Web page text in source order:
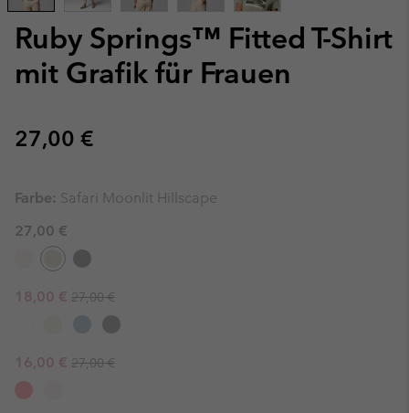
Ruby Springs™ Fitted T-Shirt
mit Grafik für Frauen
Regular price:
27,00 €
Farbe: Safari Moonlit Hillscape
27,00 €
Sale price:
18,00 € Regular price:
27,00 €
Sale price:
16,00 € Regular price:
27,00 €